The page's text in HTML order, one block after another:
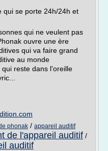
qui se porte 24h/24h et
qui ne veulent pas
ouvre une ère
qui va faire grand
au monde
reste dans l'oreille
phonak / appareil auditif
de l'appareil auditif /
auditif